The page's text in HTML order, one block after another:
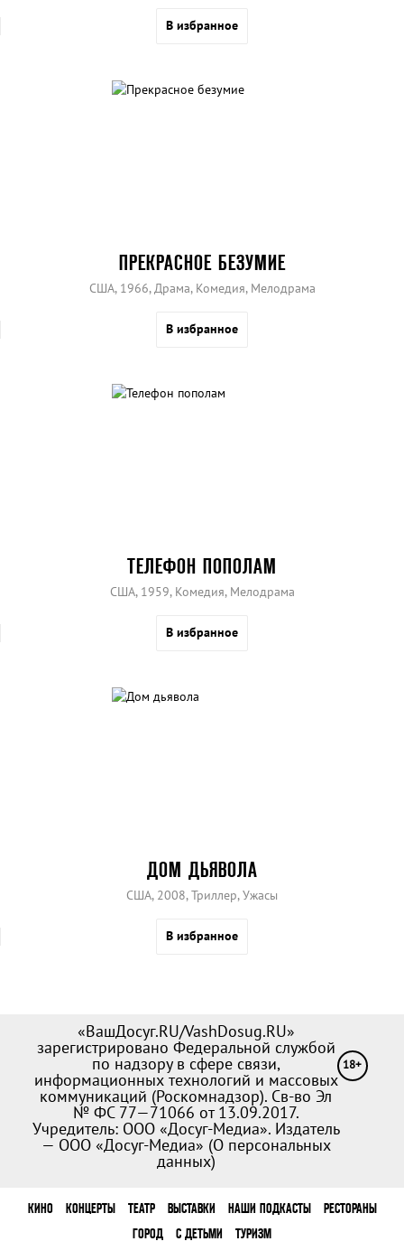
В избранное
ПРЕКРАСНОЕ БЕЗУМИЕ
США, 1966, Драма, Комедия, Мелодрама
В избранное
ТЕЛЕФОН ПОПОЛАМ
США, 1959, Комедия, Мелодрама
В избранное
ДОМ ДЬЯВОЛА
США, 2008, Триллер, Ужасы
В избранное
«ВашДосуг.RU/VashDosug.RU»
зарегистрировано Федеральной службой
по надзору в сфере связи,
информационных технологий и массовых
коммуникаций (Роскомнадзор). Св-во Эл
№ ФС 77—71066 от 13.09.2017.
Учредитель: ООО «Досуг-Медиа». Издатель
— ООО «Досуг-Медиа» (О персональных
данных)
18+
КИНО КОНЦЕРТЫ ТЕАТР ВЫСТАВКИ НАШИ ПОДКАСТЫ
РЕСТОРАНЫ
ГОРОД
С ДЕТЬМИ ТУРИЗМ